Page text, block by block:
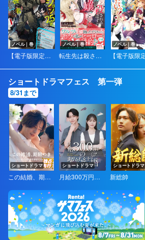
ノベル｜巻
転生先は殺されるはずのモブ令嬢でした～見知らぬ公爵様との婚約は想定外です～
ノベル｜巻
ノベル｜巻
【電子版限定特典付き】ダンジョンに閉じ込められて25年。救出されたときには立派な不審者になっていた
ショートドラマフェス 第一弾
8/31まで
ショートドラマ
この結婚、期限付き～パン屋の私が溺愛御曹司の妻！？～
ショートドラマ
新総帥
ショートドラマ
月給300万円の契約結婚（ショートドラマ）